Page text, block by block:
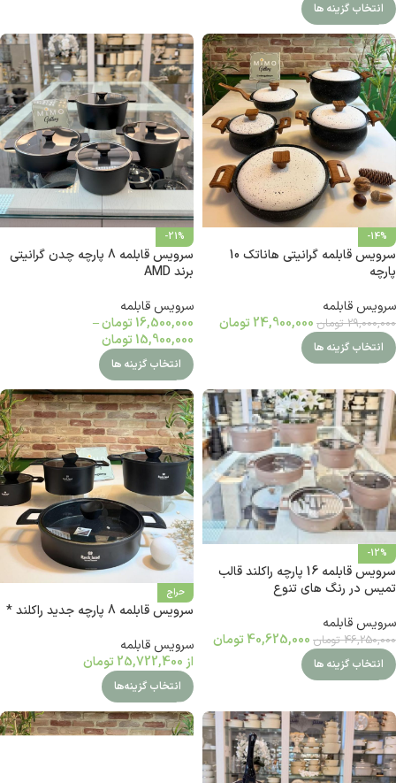
انتخاب گزینه ها
-14%
سرویس قابلمه گرانیتی هاناتک 10
پارچه‎
سرویس قابلمه
29,000,000 تومان 24,900,000 تومان
انتخاب گزینه ها
-21%
سرویس قابلمه 8 پارچه چدن گرانیتی
برند AMD
سرویس قابلمه
16,500,000 تومان–
15,900,000 تومان
انتخاب گزینه ها
-12%
سرویس قابلمه 16 پارچه راکلند قالب
تمیس در رنگ های تنوع
سرویس قابلمه
46,250,000 تومان 40,625,000 تومان
انتخاب گزینه ها
حراج
سرویس قابلمه 8 پارچه جدید راکلند *
سرویس قابلمه
از 25,722,400 تومان
انتخاب گزینه‌ها